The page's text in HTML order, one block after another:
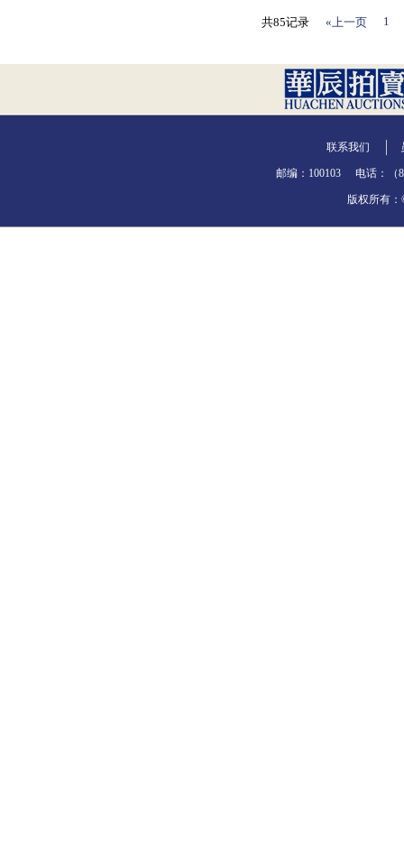
共85记录 «上一页 1
联系我们
邮编：100103 电话：（
版权所有